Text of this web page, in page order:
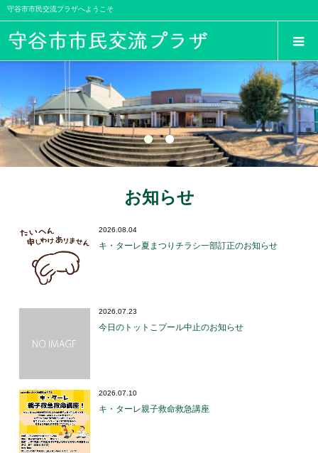
守谷市市民交流プラザへようこそ
お知らせ
2026.08.04
キ・ターレ夏まつりチラシ一部訂正のお知らせ
2026.07.23
今日のトットこプール中止のお知らせ
2026.07.10
キ・ターレ親子救命救急講座